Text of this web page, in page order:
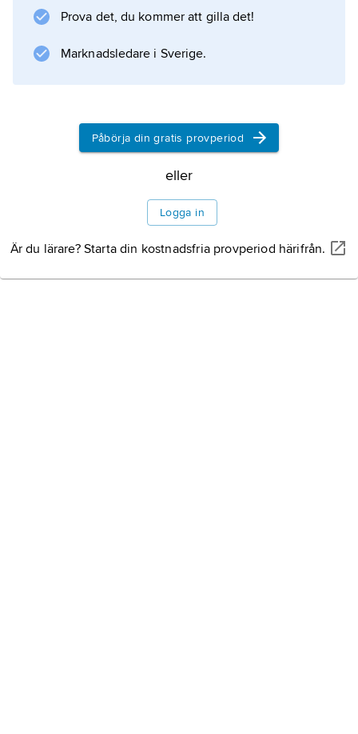
Prova det, du kommer att gilla det!
Marknadsledare i Sverige.
Påbörja din gratis provperiod
eller
Logga in
Är du lärare? Starta din kostnadsfria provperiod härifrån.